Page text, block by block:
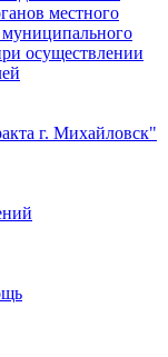
местного
осуществлении
г. Михайловск"